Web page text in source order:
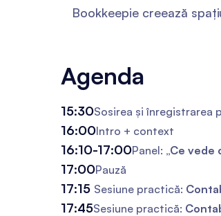
Bookkeepie creează
Agenda
15:30Sosirea și înregistrarea
16:00Intro + context
16:10-17:00Panel: „Ce
17:00Pauză
17:15 Sesiune practică:
17:45Sesiune practică: